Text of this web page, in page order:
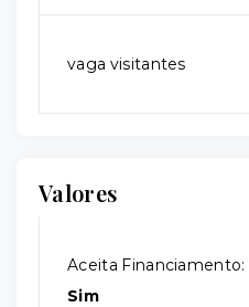
vaga visitantes
Valores
Aceita Financiamento:
Sim